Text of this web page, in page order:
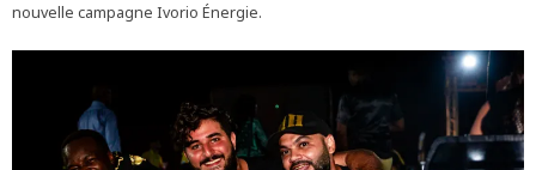
nouvelle campagne Ivorio Énergie.